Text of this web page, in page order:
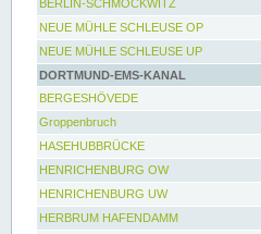
BERLIN-SCHMÖCKWITZ
NEUE MÜHLE SCHLEUSE OP
NEUE MÜHLE SCHLEUSE UP
DORTMUND-EMS-KANAL
BERGESHÖVEDE
Groppenbruch
HASEHUBBRÜCKE
HENRICHENBURG OW
HENRICHENBURG UW
HERBRUM HAFENDAMM